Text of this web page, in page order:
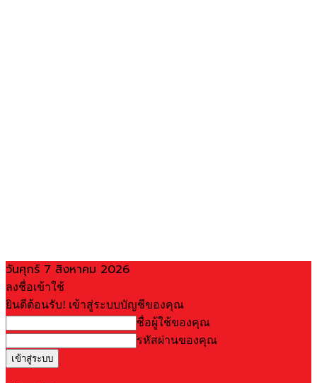
วันศุกร์ 7 สิงหาคม 2026
ลงชื่อเข้าใช้
ยินดีต้อนรับ! เข้าสู่ระบบบัญชีของคุณ
ชื่อผู้ใช้ของคุณ
รหัสผ่านของคุณ